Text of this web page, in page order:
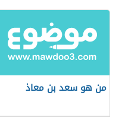
من هو سعد بن معاذ